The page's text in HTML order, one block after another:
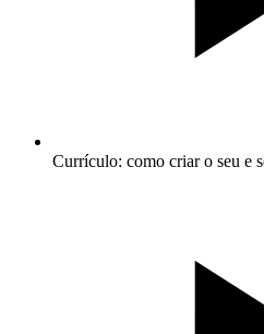
Currículo: como criar o seu e